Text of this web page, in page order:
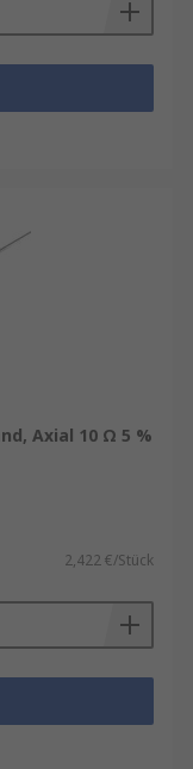
Axial 10 Ω 5 %
2,422 €/Stück